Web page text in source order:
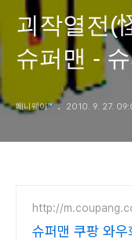
괴작열전(
슈퍼맨 -
서브컬처
페니웨이™ 2010. 9. 27.
http://
슈퍼맨 쿠팡 와